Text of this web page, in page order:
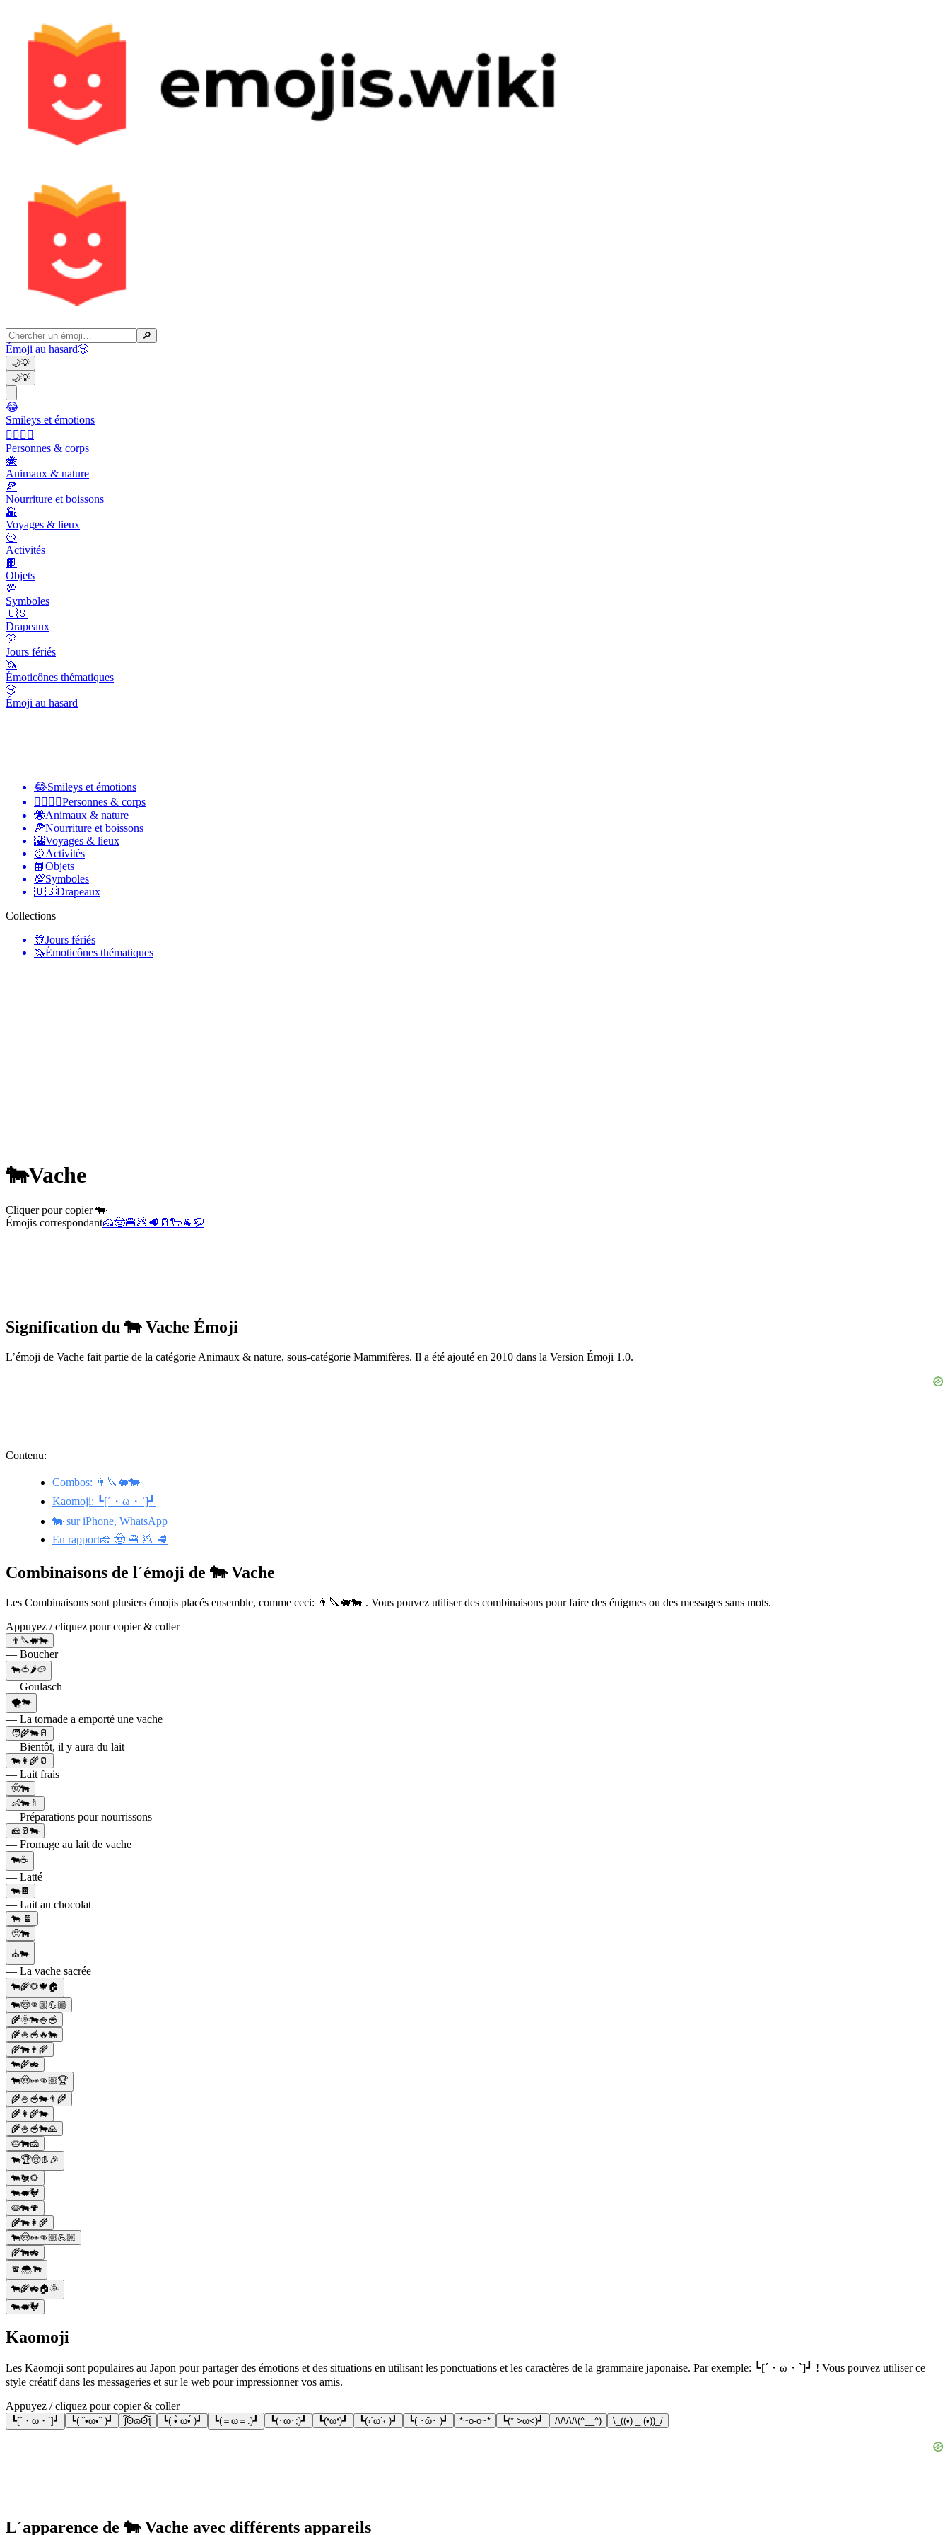
🔎
Émoji au hasard🎲
🌙💡
🌙💡
😂
Smileys et émotions
👩‍❤️‍💋‍👨
Personnes & corps
🐝
Animaux & nature
🍕
Nourriture et boissons
🌇
Voyages & lieux
🥎
Activités
📙
Objets
💯
Symboles
🇺🇸
Drapeaux
🎊
Jours fériés
🦄
Émoticônes thématiques
🎲
Émoji au hasard
😂Smileys et émotions
👩‍❤️‍💋‍👨Personnes & corps
🐝Animaux & nature
🍕Nourriture et boissons
🌇Voyages & lieux
🥎Activités
📙Objets
💯Symboles
🇺🇸Drapeaux
Collections
🎊Jours fériés
🦄Émoticônes thématiques
🐄Vache
Cliquer pour copier 🐄
Émojis correspondant🧀🤠🍔💩 🥩 🥛 🐑🐐 🦬
Signification du 🐄 Vache Émoji
L’émoji de Vache fait partie de la catégorie Animaux & nature, sous-catégorie Mammifères. Il a été ajouté en 2010 dans la Version Émoji 1.0.
Contenu:
Combos: 👨🔪🐖🐄
Kaomoji: ┗[´・ω・`]┛
🐄 sur iPhone, WhatsApp
En rapport🧀 🤠 🍔 💩 🥩
Combinaisons de l´émoji de 🐄 Vache
Les Combinaisons sont plusiers émojis placés ensemble, comme ceci: 👨🔪🐖🐄 . Vous pouvez utiliser des combinaisons pour faire des énigmes ou des messages sans mots.
Appuyez / cliquez pour copier & coller
👨🔪🐖🐄
— Boucher
🐄🍅🌶🥔
— Goulasch
🌪️🐄
— La tornade a emporté une vache
🧑‍🌾🐄🥛
— Bientôt, il y aura du lait
🐄👩‍🌾🥛
— Lait frais
🤠🐄
👶🐄🍼
— Préparations pour nourrissons
🧀🥛🐄
— Fromage au lait de vache
🐄☕
— Latté
🐄🍫
— Lait au chocolat
🐄 🍫
🥺🐄
⛪🐄
— La vache sacrée
🐄🌾🌻🍁🏠
🐄🤠👊🏼💪🏼
🌾🌞🐄🍚🥣
🌾🍚🥣🔥🐄
🌾🐄👨‍🌾
🐄🌾🚜
🐄🤠👀👊🏼🏆
🌾🍚🥣🐄👨‍🌾
🌾👩‍🌾🐄
🌾🍚🥣🐄🙏
🥧🐄🧀
🐄🏆🤠👢🎉
🐄🐔🌻
🐄🐖🐓
🥧🐄🍄
🌾🐄👩‍🌾
🐄🤠👀👊🏼💪🏼
🌾🐄🚜
🧣🌨️🐄
🐄🌾🚜🏠🌞
🐄🐖🐓
Kaomoji
Les Kaomoji sont populaires au Japon pour partager des émotions et des situations en utilisant les ponctuations et les caractères de la grammaire japonaise. Par exemple: ┗[´・ω・`]┛ ! Vous pouvez utiliser ce
style créatif dans les messageries et sur le web pour impressionner vos amis.
Appuyez / cliquez pour copier & coller
┗[´・ω・`]┛ ┗( ˘•ω•˘ )┛ ʃ͠ʘɷʘ͠ƪ ┗( •̀ ω•́ )┛ ┗(＝ω＝.)┛ ┗(･ω･;)┛ ┗(❛ω❛)┛ ┗(›´ω`‹ )┛ ┗( ･ὢ･ )┛ *~o-o~* ┗(* >ω<)┛ /\/\/\/\(^__^) \_((•) _ (•))_/
L´apparence de 🐄 Vache avec différents appareils